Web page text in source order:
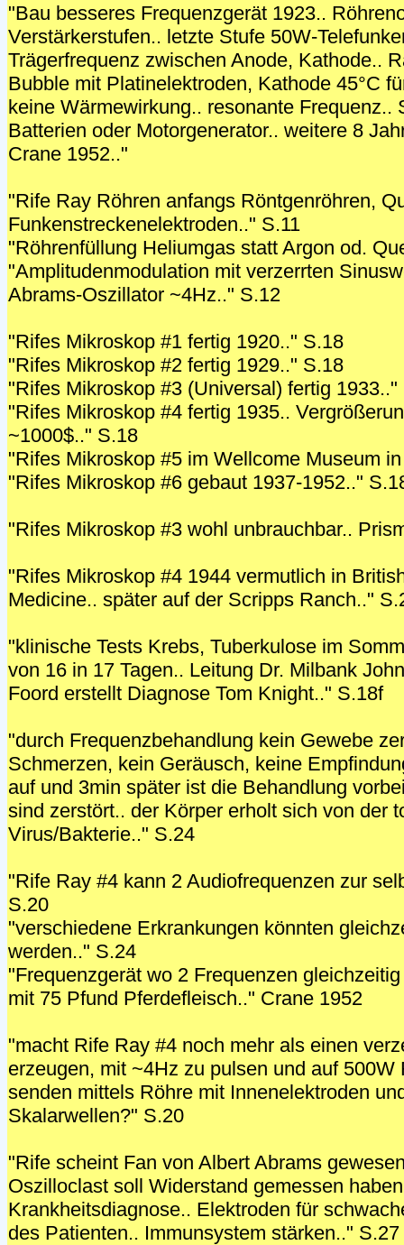
"Bau besseres Frequenzgerät 1923..
Verstärkerstufen.. letzte Stufe 50W-
Trägerfrequenz zwischen Anode, Kathode..
Bubble mit Platinelektroden, Kathode 45°C
keine Wärmewirkung.. resonante Frequenz..
Batterien oder Motorgenerator.. weitere 8
Crane 1952.."
"Rife Ray Röhren anfangs Röntgenröhren,
Funkenstreckenelektroden.." S.11
"Röhrenfüllung Heliumgas statt Argon od.
"Amplitudenmodulation mit verzerrten
Abrams-Oszillator ~4Hz.." S.12
"Rifes Mikroskop #1 fertig 1920.." S.18
"Rifes Mikroskop #2 fertig 1929.." S.18
"Rifes Mikroskop #3 (Universal) fertig 1933.."
"Rifes Mikroskop #4 fertig 1935..
~1000$.." S.18
"Rifes Mikroskop #5 im Wellcome Museum
"Rifes Mikroskop #6 gebaut 1937-1952.."
"Rifes Mikroskop #3 wohl unbrauchbar..
"Rifes Mikroskop #4 1944 vermutlich in
Medicine.. später auf der Scripps Ranch.."
"klinische Tests Krebs, Tuberkulose im
von 16 in 17 Tagen.. Leitung Dr. Milbank
Foord erstellt Diagnose Tom Knight.." S.18f
"durch Frequenzbehandlung kein Gewebe
Schmerzen, kein Geräusch, keine
auf und 3min später ist die Behandlung
sind zerstört.. der Körper erholt sich von der
Virus/Bakterie.." S.24
"Rife Ray #4 kann 2 Audiofrequenzen zur
S.20
"verschiedene Erkrankungen könnten
werden.." S.24
"Frequenzgerät wo 2 Frequenzen
mit 75 Pfund Pferdefleisch.." Crane 1952
"macht Rife Ray #4 noch mehr als einen
erzeugen, mit ~4Hz zu pulsen und auf 500W
senden mittels Röhre mit Innenelektroden
Skalarwellen?" S.20
"Rife scheint Fan von Albert Abrams
Oszilloclast soll Widerstand gemessen
Krankheitsdiagnose.. Elektroden für
des Patienten.. Immunsystem stärken.." S.27